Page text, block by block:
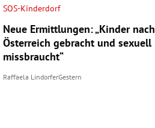
SOS-Kinderdorf
Neue Ermittlungen: „Kinder nach
Österreich gebracht und sexuell
missbraucht“
Raffaela LindorferGestern